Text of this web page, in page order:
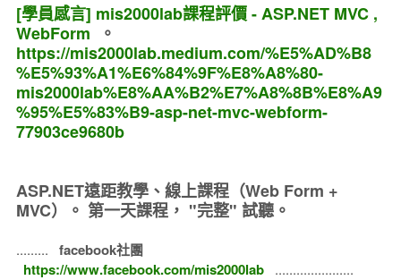
[學員感言] mis2000lab課程評價 - ASP.NET MVC ,
WebForm 。
https://mis2000lab.medium.com/%E5%AD%B8
%E5%93%A1%E6%84%9F%E8%A8%80-
mis2000lab%E8%AA%B2%E7%A8%8B%E8%A9
%95%E5%83%B9-asp-net-mvc-webform-
77903ce9680b
ASP.NET遠距教學、線上課程（Web Form +
MVC）。 第一天課程， "完整" 試聽。
.........
facebook社團
https://www.facebook.com/mis2000lab
......................